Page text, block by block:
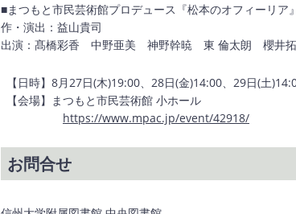
■まつもと市民芸術館プロデュース『松本のオフィーリア』
作・演出：益山貴司
出演：髙橋彩香 中野亜美 神野幹暁 東 倫太朗 櫻井
【日時】8月27日(木)19:00、28日(金)14:00、29日(土
【会場】まつもと市民芸術館 小ホール
https://www.mpac.jp/event/42918/
お問合せ